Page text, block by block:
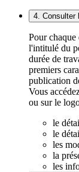
4. Consulter
Pour
l'intitulé du
durée de
premiers
publication
Vous
ou sur le
le
le
les
la
les